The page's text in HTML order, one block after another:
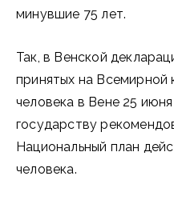
минувшие 75 лет.
Так, в Венской
принятых на Всемирной
человека в Вене 25
государству
Национальный план
человека.